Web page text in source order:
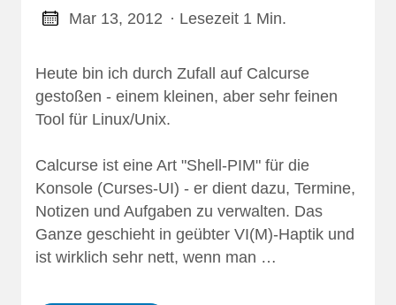
Mar 13, 2012 · Lesezeit 1 Min.
Heute bin ich durch Zufall auf Calcurse
gestoßen - einem kleinen, aber sehr feinen
Tool für Linux/Unix.
Calcurse ist eine Art "Shell-PIM" für die
Konsole (Curses-UI) - er dient dazu, Termine,
Notizen und Aufgaben zu verwalten. Das
Ganze geschieht in geübter VI(M)-Haptik und
ist wirklich sehr nett, wenn man …